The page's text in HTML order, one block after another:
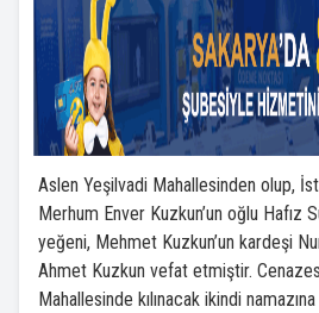
Aslen Yeşilvadi Mahallesinden olup,
Merhum Enver Kuzkun’un oğlu Hafız
yeğeni, Mehmet Kuzkun’un kardeşi
Ahmet Kuzkun vefat etmiştir.
Mahallesinde kılınacak ikindi